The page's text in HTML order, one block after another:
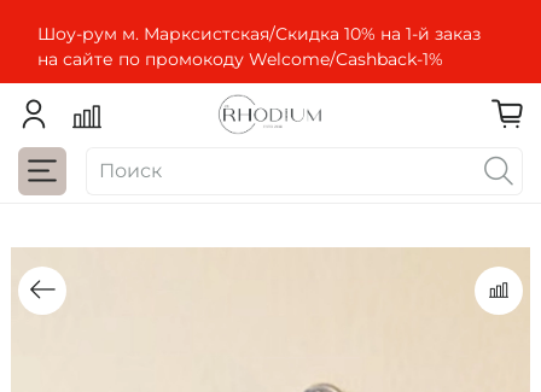
Шоу-рум м. Марксистская/Скидка 10% на 1-й заказ
на сайте по промокоду Welcome/Cashbaсk-1%